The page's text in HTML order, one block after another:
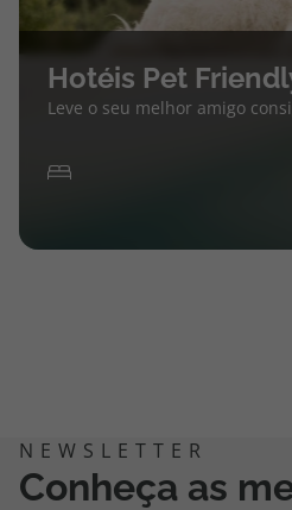
Hotéis Pet
Leve o seu melhor amigo
Conheça as